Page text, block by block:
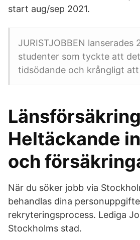
start aug/sep 2021.
JURISTJOBBEN lanserades
studenter som tyckte att
tidsödande och krångligt
Heltäckande
och
När du söker jobb via
behandlas dina
rekryteringsprocess. Lediga
Stockholms stad.